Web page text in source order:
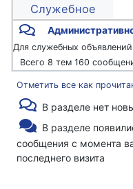
Служебное
Для служебных
8 тем 160
Отметить все как
В разделе нет
В разделе
сообщения с момента
последнего визита